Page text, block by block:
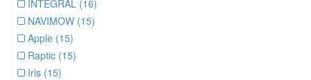
INTEGRAL (16)
NAVIMOW (15)
Apple (15)
Raptic (15)
Iris (15)